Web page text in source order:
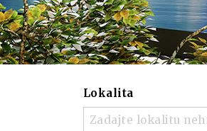
Lokalita
Zadajte lokalitu